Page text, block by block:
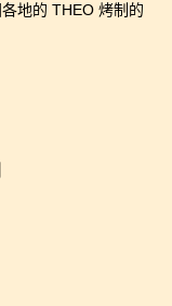
地的 THEO 烤制的